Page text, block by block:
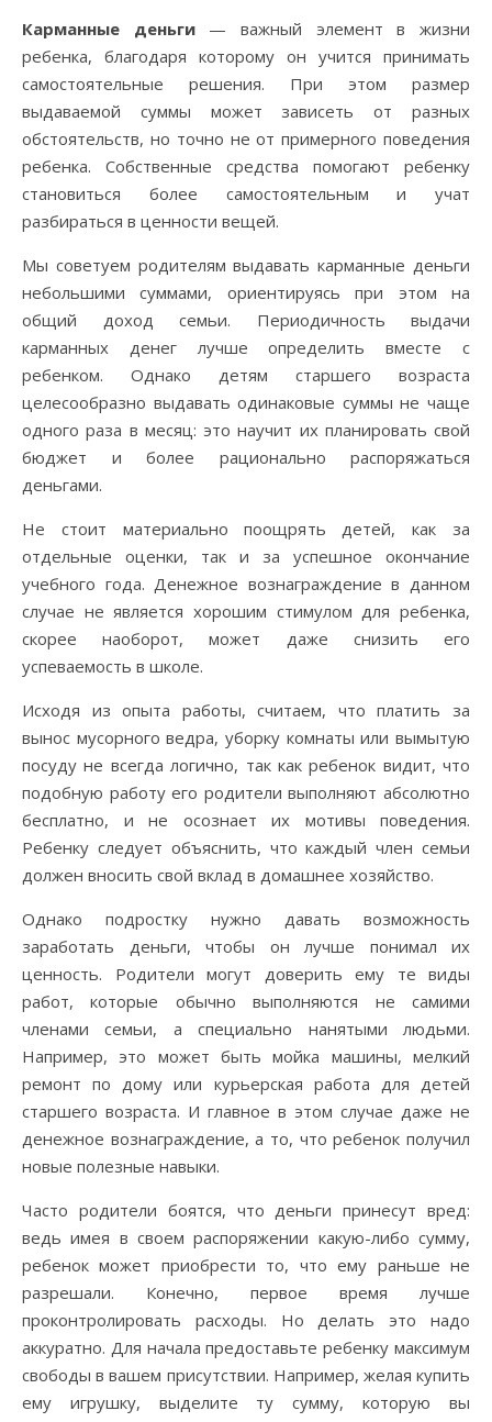
Карманные деньги — важный элемент в жизни
ребенка, благодаря которому он учится принимать
самостоятельные решения. При этом размер
выдаваемой суммы может зависеть от разных
обстоятельств, но точно не от примерного поведения
ребенка. Собственные средства помогают ребенку
становиться более самостоятельным и учат
разбираться в ценности вещей.
Мы советуем родителям выдавать карманные деньги
небольшими суммами, ориентируясь при этом на
общий доход семьи. Периодичность выдачи
карманных денег лучше определить вместе с
ребенком. Однако детям старшего возраста
целесообразно выдавать одинаковые суммы не чаще
одного раза в месяц: это научит их планировать свой
бюджет и более рационально распоряжаться
деньгами.
Не стоит материально поощрять детей, как за
отдельные оценки, так и за успешное окончание
учебного года. Денежное вознаграждение в данном
случае не является хорошим стимулом для ребенка,
скорее наоборот, может даже снизить его
успеваемость в школе.
Исходя из опыта работы, считаем, что платить за
вынос мусорного ведра, уборку комнаты или вымытую
посуду не всегда логично, так как ребенок видит, что
подобную работу его родители выполняют абсолютно
бесплатно, и не осознает их мотивы поведения.
Ребенку следует объяснить, что каждый член семьи
должен вносить свой вклад в домашнее хозяйство.
Однако подростку нужно давать возможность
заработать деньги, чтобы он лучше понимал их
ценность. Родители могут доверить ему те виды
работ, которые обычно выполняются не самими
членами семьи, а специально нанятыми людьми.
Например, это может быть мойка машины, мелкий
ремонт по дому или курьерская работа для детей
старшего возраста. И главное в этом случае даже не
денежное вознаграждение, а то, что ребенок получил
новые полезные навыки.
Часто родители боятся, что деньги принесут вред:
ведь имея в своем распоряжении какую-либо сумму,
ребенок может приобрести то, что ему раньше не
разрешали. Конечно, первое время лучше
проконтролировать расходы. Но делать это надо
аккуратно. Для начала предоставьте ребенку максимум
свободы в вашем присутствии. Например, желая купить
ему игрушку, выделите ту сумму, которую вы